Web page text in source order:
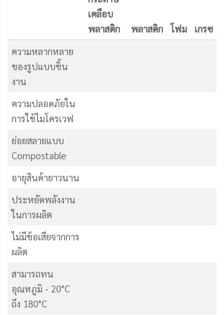
เคลือบ
พลาสติก
พลาสติก โฟม
เกรซ
ความหลากหลาย
ของรูปแบบชิ้น
งาน
ความปลอดภัยใน
การใช้ไมโครเวฟ
ย่อยสลายแบบ
Compostable
อายุสินค้ายาวนาน
ประหยัดพลังงาน
ในการผลิต
ไม่มีข้อเสียจากการ
ผลิต
สามารถทน
อุณหภูมิ - 20°C
ถึง 180°C